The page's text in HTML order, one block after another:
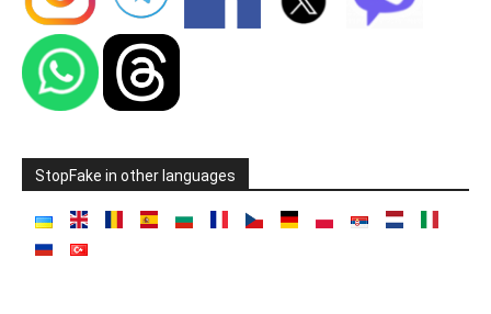
StopFake in other languages